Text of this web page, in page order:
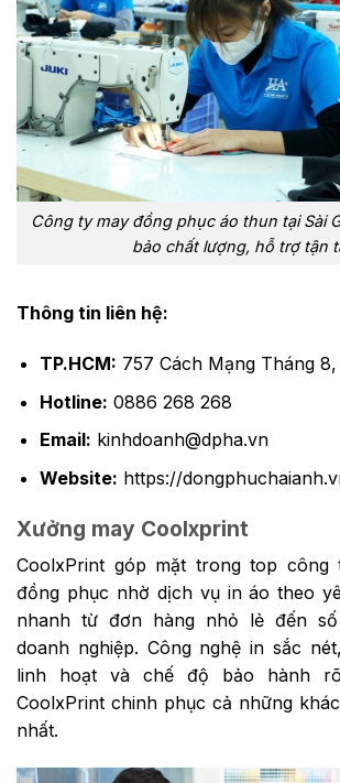
Công ty may đồng phục áo thun tại Sài
bảo chất lượng, hỗ trợ tận
Thông tin liên hệ:
TP.HCM: 757 Cách Mạng Tháng
Hotline: 0886 268 268
Email: kinhdoanh@dpha.vn
Website: https://
Xưởng may Coolxprint
CoolxPrint góp mặt trong top
đồng phục nhờ dịch vụ in áo theo
nhanh từ đơn hàng nhỏ lẻ đến
doanh nghiệp. Công nghệ in sắc
linh hoạt và chế độ bảo hành
CoolxPrint chinh phục cả những
nhất.